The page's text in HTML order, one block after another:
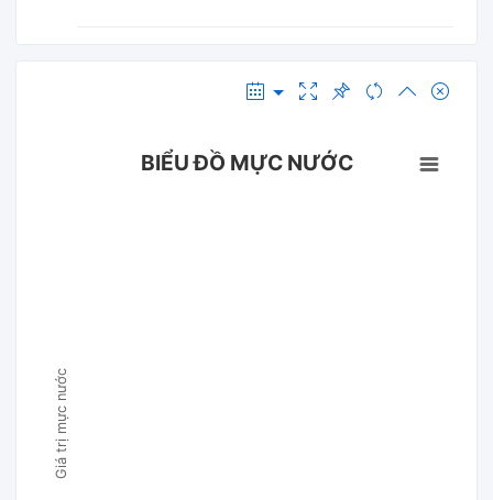
Giá trị mực nước
BIỂU ĐỒ MỰC NƯỚC